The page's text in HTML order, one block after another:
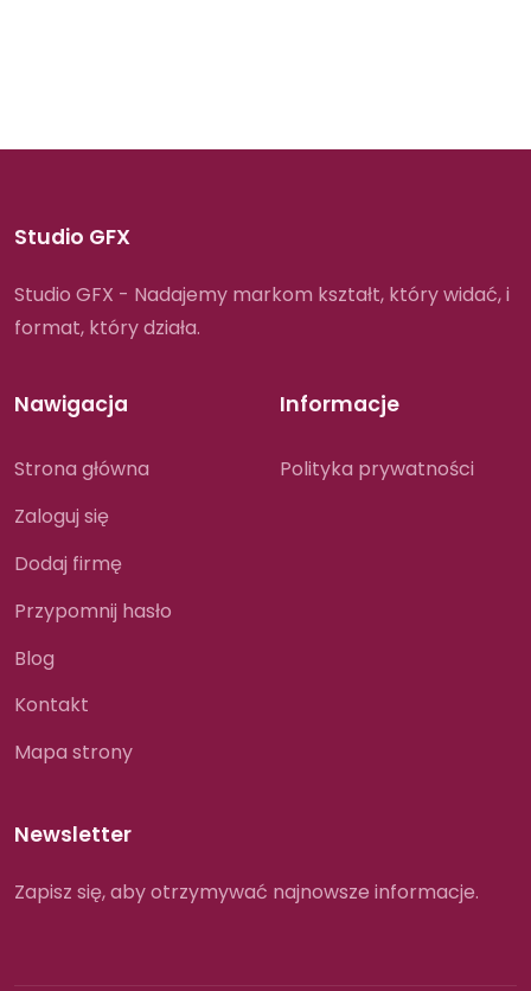
Studio GFX
Studio GFX - Nadajemy markom kształt, który widać, i
format, który działa.
Nawigacja
Strona główna
Zaloguj się
Dodaj firmę
Przypomnij hasło
Blog
Kontakt
Mapa strony
Informacje
Polityka prywatności
Newsletter
Zapisz się, aby otrzymywać najnowsze informacje.